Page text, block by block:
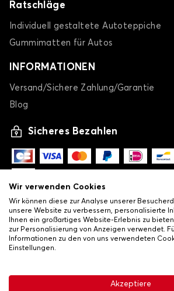
Ratschläge
Individuell gestaltete Autoteppiche
Gummimatten für Autos
INFORMATIONEN
Versand/Sichere Zahlung/Garantie
Blog
Sicheres Bezahlen
Allgemeine Verkaufsbedingungen•
Wir verwenden Cookies
Wir können diese zur Analyse unserer
unsere Website zu verbessern, personalisierte
Ihnen ein großartiges Website-Erlebnis zu
zur Personalisierung von Anzeigen verwendet.
Informationen zu den von uns verwendeten
Einstellungen.
Akzeptiere